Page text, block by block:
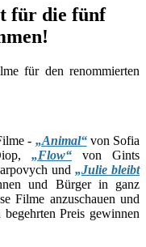
für die fünf
für den renommierten
- „Animal“ von Sofia
„Flow“
von Gints
und„Julie bleibt
und Bürger in ganz
Filme anzuschauen und
Preis gewinnen